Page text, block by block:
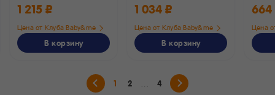
1 215 ₽
Цена от Клуба Baby&me
В корзину
1 034 ₽
Цена от Клуба Baby&me
В корзину
664
Цена
1 2 4